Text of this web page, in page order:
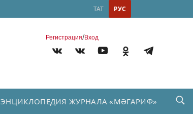
РУС
ТАТ
Регистрация/Вход
ЭНЦИКЛОПЕДИЯ ЖУРНАЛА «МӘГАРИФ»